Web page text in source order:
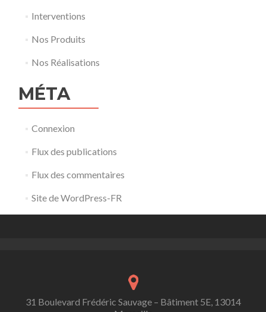
Interventions
Nos Produits
Nos Réalisations
MÉTA
Connexion
Flux des publications
Flux des commentaires
Site de WordPress-FR
31 Boulevard Frédéric Sauvage – Bâtiment 5E, 13014